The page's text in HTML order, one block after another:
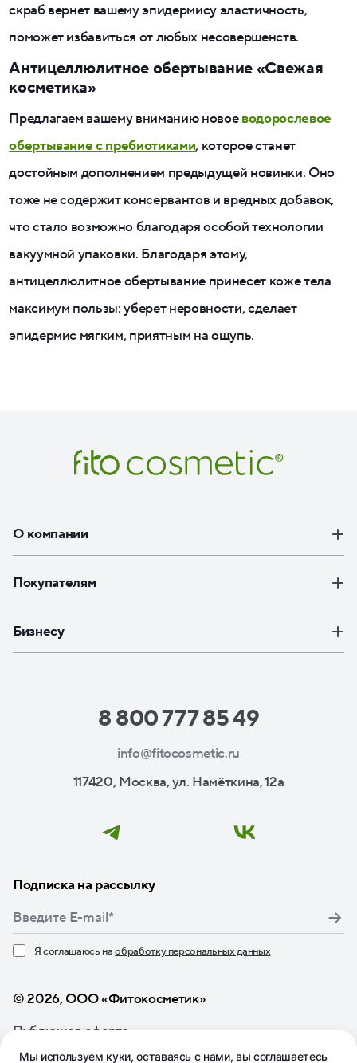
скраб вернет вашему эпидермису эластичность,
поможет избавиться от любых несовершенств.
Антицеллюлитное обертывание «Свежая
косметика»
Предлагаем вашему вниманию новоеводорослевое
обертывание с пребиотиками, которое станет
достойным дополнением предыдущей новинки. Оно
тоже не содержит консервантов и вредных добавок,
что стало возможно благодаря особой технологии
вакуумной упаковки. Благодаря этому,
антицеллюлитное обертывание принесет коже тела
максимум пользы: уберет неровности, сделает
эпидермис мягким, приятным на ощупь.
О компании
Покупателям
Бизнесу
8 800 777 85 49
info@fitocosmetic.ru
117420, Москва, ул. Намёткина, 12а
Подписка на рассылку
Я соглашаюсь наобработку персональных данных
© 2026, ООО «Фитокосметик»
Публичная оферта
Мы используем куки, оставаясь с нами, вы соглашаетесь